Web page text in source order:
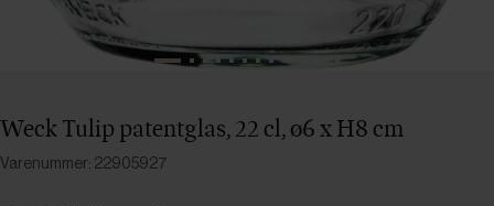
Weck Tulip patentglas, 22 cl, ø6 x H8 cm
Varenummer: 22905927